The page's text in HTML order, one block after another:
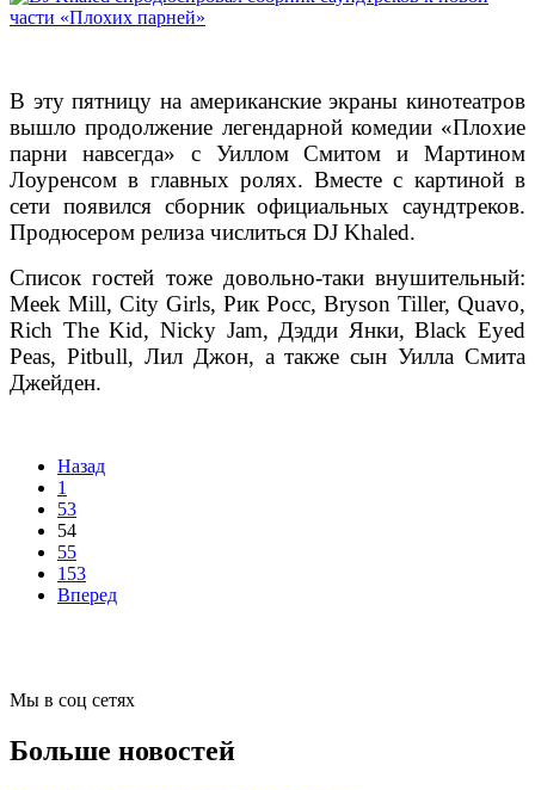
В эту пятницу на американские экраны кинотеатров
вышло продолжение легендарной комедии «Плохие
парни навсегда» с Уиллом Смитом и Мартином
Лоуренсом в главных ролях. Вместе с картиной в
сети появился сборник официальных саундтреков.
Продюсером релиза числиться DJ Khaled.
Список гостей тоже довольно-таки внушительный:
Meek Mill, City Girls, Рик Росс, Bryson Tiller, Quavo,
Rich The Kid, Nicky Jam, Дэдди Янки, Black Eyed
Peas, Pitbull, Лил Джон, а также сын Уилла Смита
Джейден.
Назад
1
53
54
55
153
Вперед
Мы в соц сетях
Больше новостей